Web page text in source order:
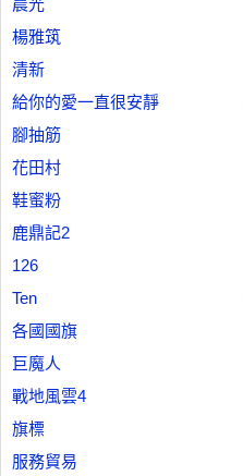
晨光
楊雅筑
清新
給你的愛一直很安靜
腳抽筋
花田村
鞋蜜粉
鹿鼎記2
126
Ten
各國國旗
巨魔人
戰地風雲4
旗標
服務貿易